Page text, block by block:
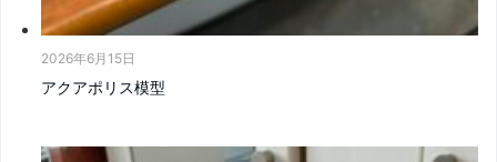
2026年6月15日
アクアポリス模型